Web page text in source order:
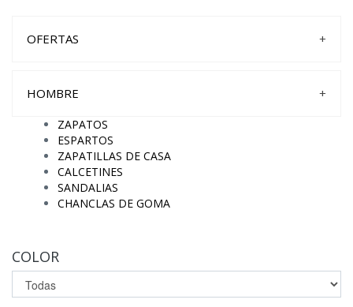
OFERTAS +
HOMBRE +
ZAPATOS
ESPARTOS
ZAPATILLAS DE CASA
CALCETINES
SANDALIAS
CHANCLAS DE GOMA
COLOR